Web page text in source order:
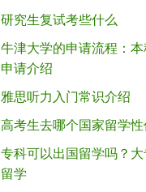
研究生复试考些什么
牛津大学的申请流程：
申请介绍
雅思听力入门常识介绍
高考生去哪个国家留学性
专科可以出国留学吗？
留学